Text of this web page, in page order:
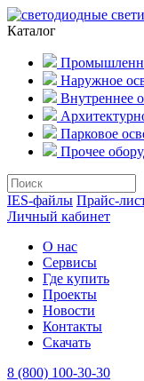
Каталог
Наружное
Внутреннее
Парковое
Прочее
IES-файлы Прайс-
Личный кабинет
О нас
Сервисы
Где купить
Проекты
Новости
Контакты
Скачать
8 (800) 100-30-30